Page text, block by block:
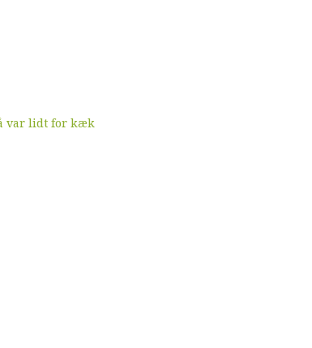
var lidt for kæk